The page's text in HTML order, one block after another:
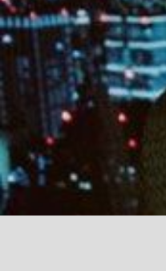
《
終戦